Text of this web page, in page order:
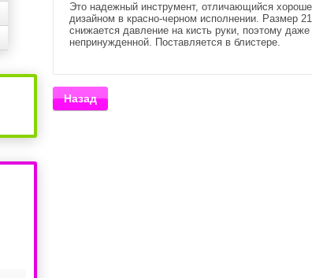
Это надежный инструмент, отличающийся
дизайном в красно-черном исполнении. Размер
снижается давление на кисть руки, поэтому
непринужденной. Поставляется в блистере.
Назад